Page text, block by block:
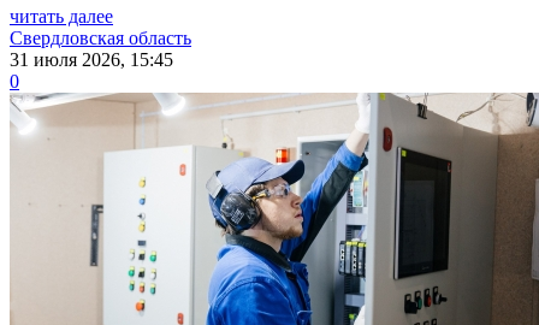
читать далее
Свердловская область
31 июля 2026, 15:45
0